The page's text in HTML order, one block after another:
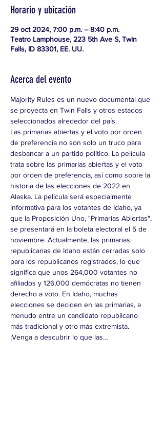
Horario y ubicación
29 oct 2024, 7:00 p.m. – 8:40 p.m.
Teatro Lamphouse, 223 5th Ave S, Twin
Falls, ID 83301, EE. UU.
Acerca del evento
Majority Rules es un nuevo documental que
se proyecta en Twin Falls y otros estados
seleccionados alrededor del país.
Las primarias abiertas y el voto por orden
de preferencia no son solo un truco para
desbancar a un partido político. La película
trata sobre las primarias abiertas y el voto
por orden de preferencia, así como sobre la
historia de las elecciones de 2022 en
Alaska. La película será especialmente
informativa para los votantes de Idaho, ya
que la Proposición Uno, "Primarias Abiertas",
se presentará en la boleta electoral el 5 de
noviembre. Actualmente, las primarias
republicanas de Idaho están cerradas solo
para los republicanos registrados, lo que
significa que unos 264,000 votantes no
afiliados y 126,000 demócratas no tienen
derecho a voto. En Idaho, muchas
elecciones se deciden en las primarias, a
menudo entre un candidato republicano
más tradicional y otro más extremista.
¡Venga a descubrir lo que las…